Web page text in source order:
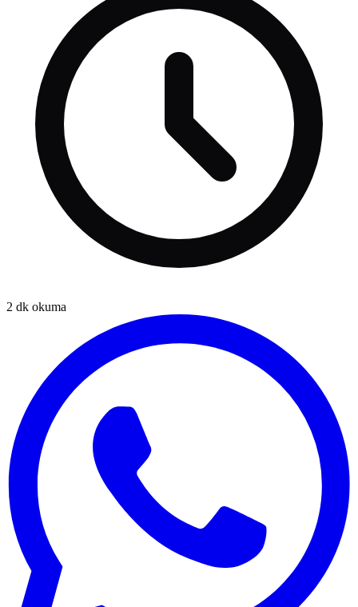
2 dk okuma